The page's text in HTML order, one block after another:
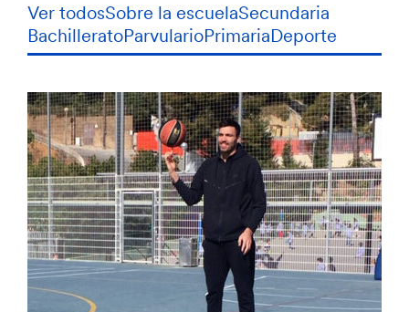
Ver todosSobre la escuelaSecundaria
BachilleratoParvularioPrimariaDeporte